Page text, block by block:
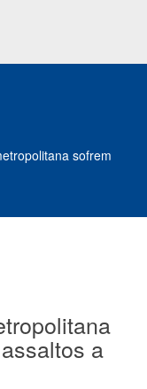
sofrem
a